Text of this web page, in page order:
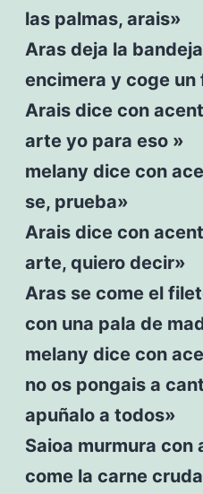
las palmas, arais»
Aras deja la
encimera y coge un
Arais dice con
arte yo para eso »
melany dice con
se, prueba»
Arais dice con
arte, quiero decir»
Aras se come el
con una pala de
melany dice con
no os pongais a
apuñalo a todos»
Saioa murmura con
come la carne